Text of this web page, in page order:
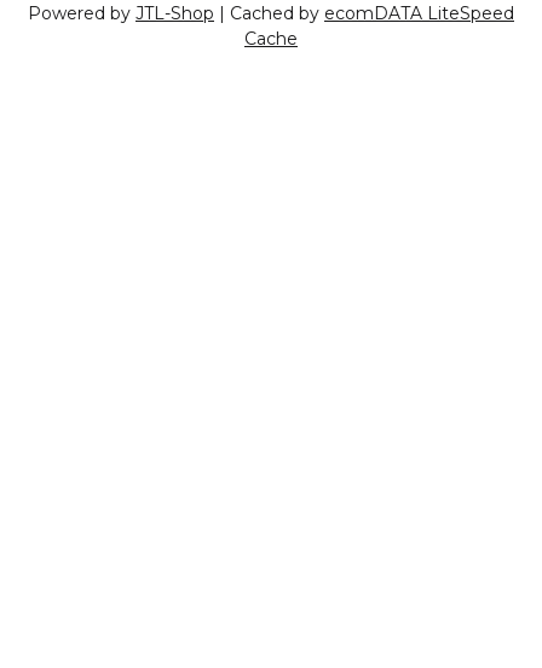
Powered by JTL-Shop | Cached by ecomDATA LiteSpeed
Cache